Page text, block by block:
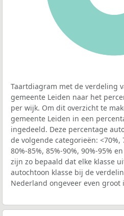
Taartdiagram met de verdeling
gemeente Leiden naar het
per wijk. Om dit overzicht te
gemeente Leiden in een
ingedeeld. Deze percentage
de volgende categorieën: <70%,
80%-85%, 85%-90%, 90%-95%
zijn zo bepaald dat elke klasse
autochtoon klasse bij de
Nederland ongeveer even groot